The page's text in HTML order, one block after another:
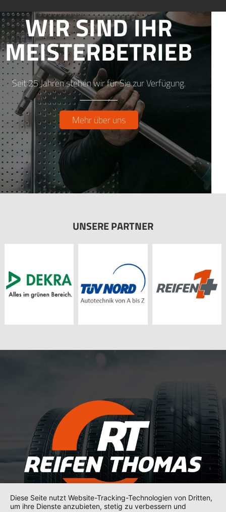
WIR SIND IHR
MEISTERBETRIEB
Seit 25 Jahren stehen wir für Sie zur Verfügung.
Mehr über uns
UNSERE PARTNER
Diese Seite nutzt Website-Tracking-Technologien von Dritten,
um ihre Dienste anzubieten, stetig zu verbessern und